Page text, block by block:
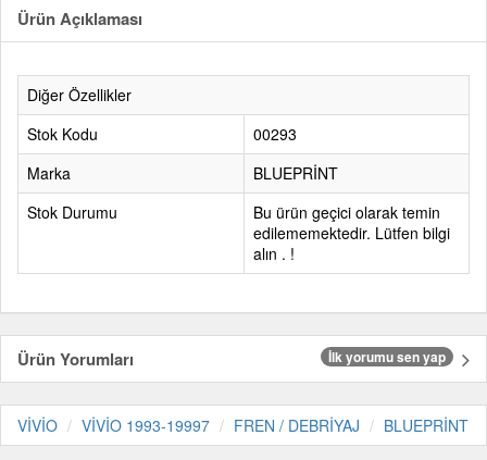
Ürün Açıklaması
Diğer Özellikler
Stok Kodu
00293
Marka
BLUEPRİNT
Stok Durumu
Bu ürün geçici olarak temin
edilememektedir. Lütfen bilgi
alın . !
Ürün Yorumları İlk yorumu sen yap
VİVİO VİVİO 1993-19997 FREN / DEBRİYAJ BLUEPRİNT